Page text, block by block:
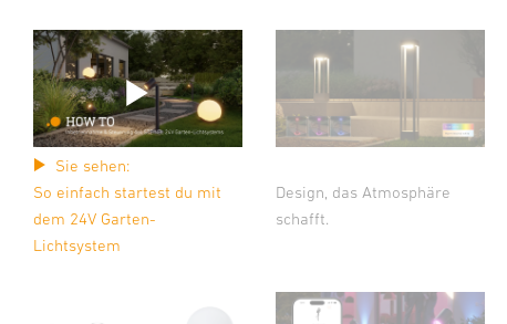
Sie sehen:
So einfach startest du mit
dem 24V Garten-
Lichtsystem
Design, das Atmosphäre
schafft.